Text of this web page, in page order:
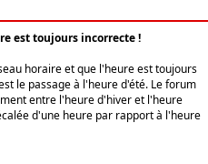
est toujours incorrecte !
horaire et que l'heure est toujours
le passage à l'heure d'été. Le forum
entre l'heure d'hiver et l'heure
d'une heure par rapport à l'heure